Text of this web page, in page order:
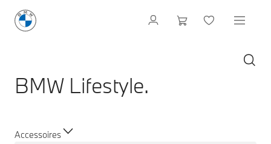
BMW Lifestyle.
Accessoires